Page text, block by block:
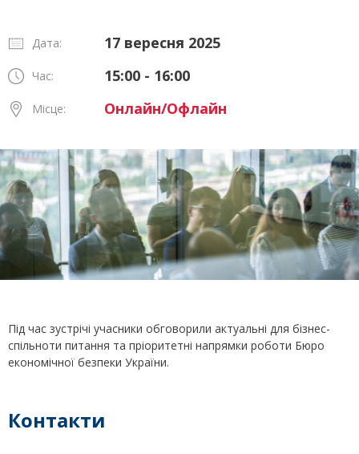
Дата: 17 вересня 2025
Час: 15:00 - 16:00
Місце: Онлайн/Офлайн
Під час зустрічі учасники обговорили актуальні для бізнес-
спільноти питання та пріоритетні напрямки роботи Бюро
економічної безпеки України.
Контакти